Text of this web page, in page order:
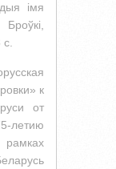
iмя
к
от
летию